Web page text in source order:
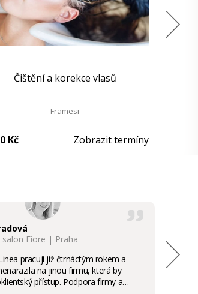
Čištění a korekce vlasů
Framesi
Kč Zobrazit termíny
salon Fiore | Praha
pracuji již čtrnáctým rokem a
na jinou firmu, která by
přístup. Podpora firmy a